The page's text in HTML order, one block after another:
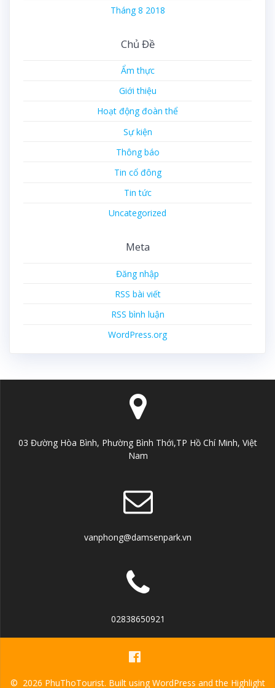
Tháng 8 2018
Chủ Đề
Ẩm thực
Giới thiệu
Hoạt động đoàn thể
Sự kiện
Thông báo
Tin cổ đông
Tin tức
Uncategorized
Meta
Đăng nhập
RSS bài viết
RSS bình luận
WordPress.org
03 Đường Hòa Bình, Phường Bình Thới,TP Hồ Chí Minh, Việt
Nam
vanphong@damsenpark.vn
02838650921
© 2026 PhuThoTourist. Built using WordPress and the Highlight